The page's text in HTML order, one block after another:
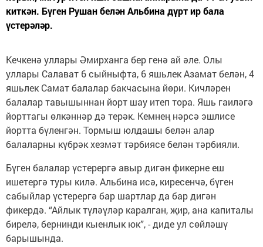
киткән. Бүген Рушан белән Альбина дүрт ир бала
үстерәләр.
Кечкенә уллары Әмирханга бер генә ай әле. Олы
уллары Салават 6 сыйныфта, 6 яшьлек Азамат белән, 4
яшьлек Самат балалар бакчасына йөри. Кичләрен
балалар тавышыннан йорт шау итеп тора. Яшь гаиләгә
йорттагы өлкәннәр дә терәк. Кемнең нәрсә эшлисе
йортта бүленгән. Тормыш юлдашы белән алар
балаларны күбрәк хезмәт тәрбиясе белән тәрбияли.
Бүген балалар үстерергә авыр дигән фикерне еш
ишетергә туры килә. Альбина исә, киресенчә, бүген
сабыйлар үстерергә бар шартлар да бар дигән
фикердә. “Айлык түләүләр каралган, җир, ана капиталы
бирелә, бернинди кыенлык юк”, - диде ул сөйләшү
барышында.